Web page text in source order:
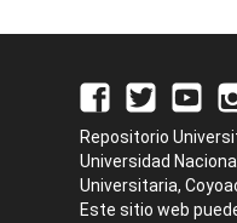
Repositorio
Universidad
Universitaria,
Este sitio web